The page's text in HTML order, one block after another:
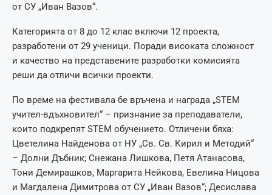
от СУ „Иван Вазов“.
Категорията от 8 до 12 клас включи 12 проекта,
разработени от 29 ученици. Поради високата сложност
и качество на представените разработки комисията
реши да отличи всички проекти.
По време на фестивала бе връчена и награда „STEM
учител-вдъхновител“ – признание за преподаватели,
които подкрепят STEM обучението. Отличени бяха:
Цветелина Найденова от НУ „Св. Св. Кирил и Методий“
– Долни Дъбник; Снежана Лишкова, Петя Атанасова,
Тони Демирашков, Маргарита Нейкова, Евелина Ницова
и Магдалена Димитрова от СУ „Иван Вазов“; Десислава